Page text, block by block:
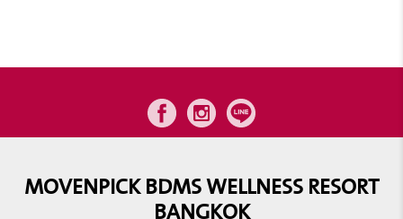
MOVENPICK BDMS WELLNESS RESORT
BANGKOK